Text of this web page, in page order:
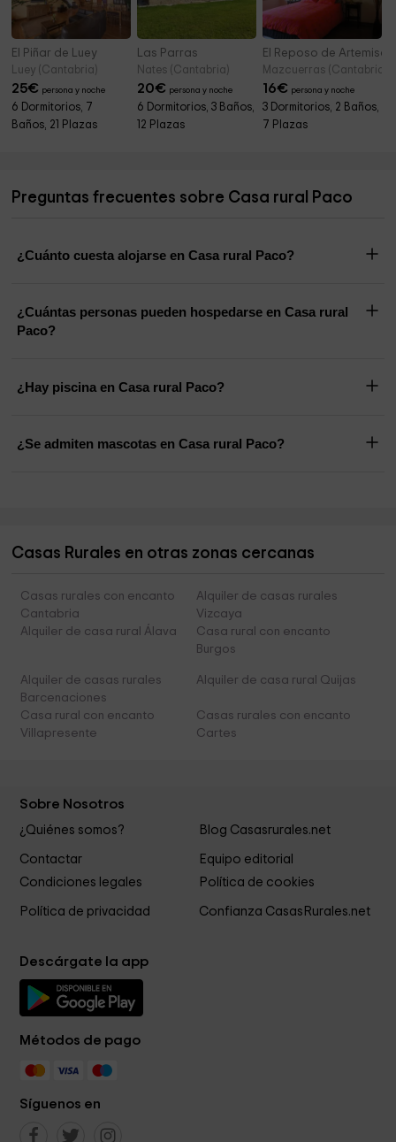
El Piñar de Luey
Luey (Cantabria)
25€ persona y noche
6 Dormitorios, 7
Baños, 21 Plazas
Las Parras
Nates (Cantabria)
20€ persona y noche
6 Dormitorios, 3 Baños,
12 Plazas
El Reposo de Artemisa
Mazcuerras (Cantabria)
16€ persona y noche
3 Dormitorios, 2 Baños,
7 Plazas
Preguntas frecuentes sobre Casa rural Paco
¿Cuánto cuesta alojarse en Casa rural Paco?
¿Cuántas personas pueden hospedarse en Casa rural
Paco?
¿Hay piscina en Casa rural Paco?
¿Se admiten mascotas en Casa rural Paco?
Casas Rurales en otras zonas cercanas
Casas rurales con encanto
Cantabria
Alquiler de casas rurales
Vizcaya
Alquiler de casa rural Álava
Casa rural con encanto
Burgos
Alquiler de casas rurales
Barcenaciones
Alquiler de casa rural Quijas
Casa rural con encanto
Villapresente
Casas rurales con encanto
Cartes
Sobre Nosotros
¿Quiénes somos? Blog Casasrurales.net
Contactar
Equipo editorial
Condiciones legales
Política de cookies
Política de privacidad Confianza CasasRurales.net
Descárgate la app
Métodos de pago
Síguenos en